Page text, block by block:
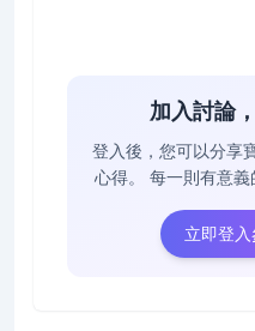
加入討論
登入後，您可以分享
心得。
每一則有意
立即登